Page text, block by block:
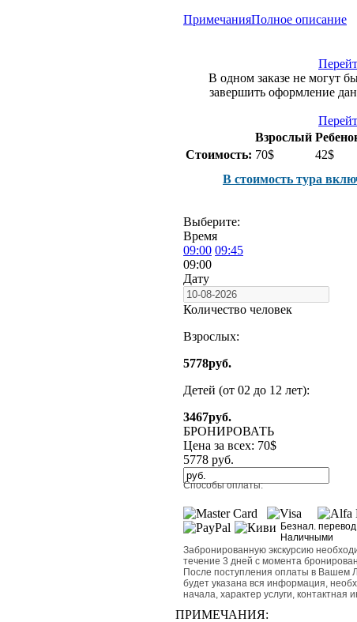
ПримечанияПолное описание
В одном заказе не могут
завершить оформление
Взрослый
Стоимость: 70$
42$
В стоимость тура
Выберите:
Время
09:00 09:45
09:00
Дату
Количество человек
Взрослых:
5778руб.
Детей (от 02 до 12 лет):
3467руб.
БРОНИРОВАТЬ
Цена за всех: 70$
5778 руб.
Способы оплаты:
Безнал.
Наличными
Забронированную экскурсию
течение 3 дней с момента
После поступления оплаты в Вашем
будет указана вся информация,
начала, характер услуги,
ПРИМЕЧАНИЯ: